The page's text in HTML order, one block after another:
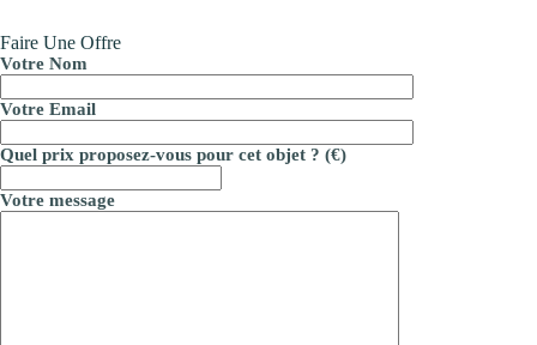
Faire Une Offre
Votre Nom
Votre Email
Quel prix proposez-vous pour cet objet ? (€)
Votre message